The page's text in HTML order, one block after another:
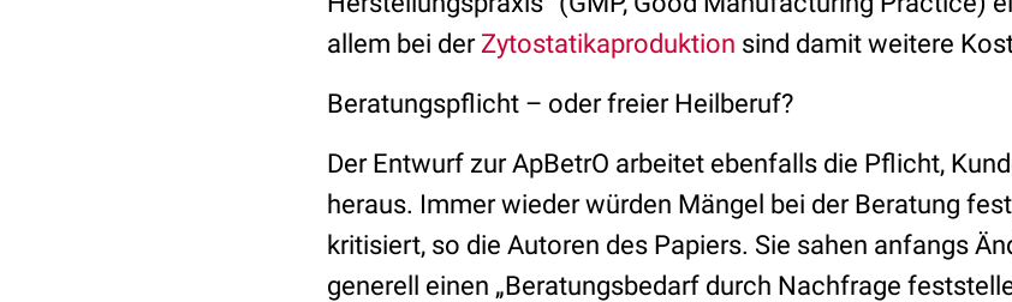
allem bei der Zytostatikaproduktion sind damit weitere
Beratungspflicht – oder freier Heilberuf?
Der Entwurf zur ApBetrO arbeitet ebenfalls die Pflicht,
heraus. Immer wieder würden Mängel bei der Beratung
kritisiert, so die Autoren des Papiers. Sie sahen anfangs
generell einen „Beratungsbedarf durch Nachfrage